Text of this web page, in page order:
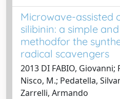
Microwave-assisted
silibinin: a simple
methodfor the
radical scavengers
2013 DI FABIO, Giovanni;
Nisco, M.; Pedatella,
Zarrelli, Armando